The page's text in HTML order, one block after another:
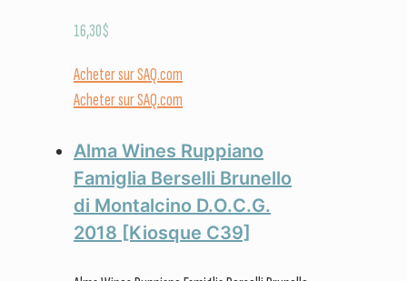
16,30$
Acheter sur SAQ.com
Acheter sur SAQ.com
Alma Wines Ruppiano
Famiglia Berselli Brunello
di Montalcino D.O.C.G.
2018 [Kiosque C39]